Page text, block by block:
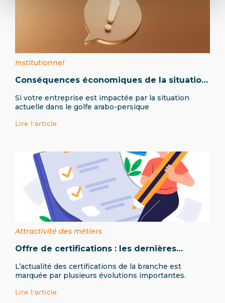
Institutionnel
Conséquences économiques de la situation
Si votre entreprise est impactée par la situation
actuelle dans le golfe arabo-persique
Lire l’article
Attractivité des métiers
Offre de certifications : les dernières
L’actualité des certifications de la branche est
marquée par plusieurs évolutions importantes.
Lire l’article